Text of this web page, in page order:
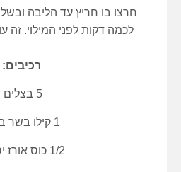
חרצו בו חריץ עד הליבה
לכמה דקות לפני המילוי.
רכיבים:
5 בצלים
1 קילו בשר בקר
1/2 כוס אורז יסמין